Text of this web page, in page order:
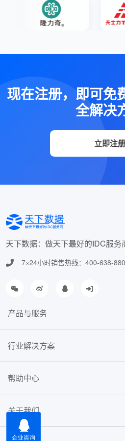
现在注册，即可免
全解决
立即注册
天下数据：做天下最好的IDC服务
7×24小时销售热线：400-638-
产品与服务
行业解决方案
帮助中心
关于我们